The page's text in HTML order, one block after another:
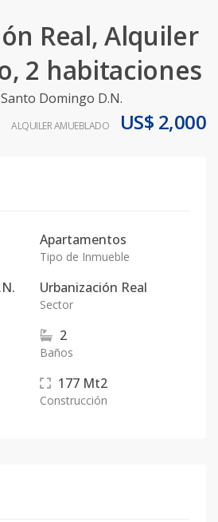
Real, Alquiler
2 habitaciones
Santo Domingo D.N.
ALQUILER AMUEBLADO US$ 2,000
Apartamentos
Tipo de Inmueble
Urbanización Real
Sector
2
Baños
177 Mt2
Construcción